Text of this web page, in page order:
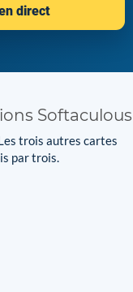
direct
Softaculous
trois autres cartes
par trois.